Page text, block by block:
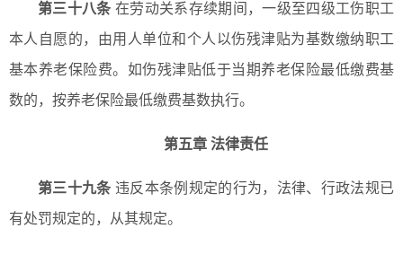
第三十八条 在劳动关系存续期间，一级至四级工伤职工
本人自愿的，由用人单位和个人以伤残津贴为基数缴纳职工
基本养老保险费。如伤残津贴低于当期养老保险最低缴费基
数的，按养老保险最低缴费基数执行。
第五章 法律责任
第三十九条 违反本条例规定的行为，法律、行政法规已
有处罚规定的，从其规定。